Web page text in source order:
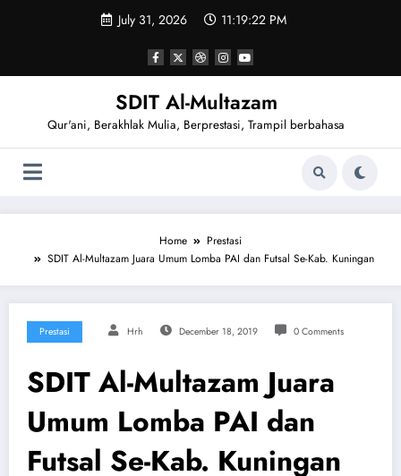
July 31, 2026 11:19:23 PM
SDIT Al-Multazam
Qur'ani, Berakhlak Mulia, Berprestasi, Trampil berbahasa
Home
Prestasi
SDIT Al-Multazam Juara Umum Lomba PAI dan Futsal Se-Kab. Kuningan
Prestasi Hrh December 18, 2019 0 Comments
SDIT Al-Multazam Juara
Umum Lomba PAI dan
Futsal Se-Kab. Kuningan